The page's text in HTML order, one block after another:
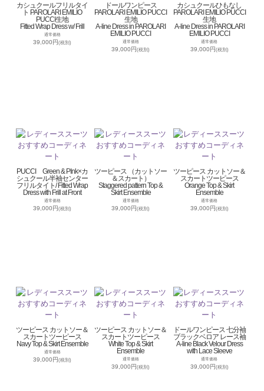
カシュクールフリルタイ
ト PAROLARI EMILIO
PUCCI生地
Fitted Wrap Dress w/ Frill
通常価格
39,000円(税別)
ドールワンピース
PAROLARI EMILIO PUCCI
生地
A-line Dress in PAROLARI
EMILIO PUCCI
通常価格
39,000円(税別)
カシュクールひもなし
PAROLARI EMILIO PUCCI
生地
A-line Dress in PAROLARI
EMILIO PUCCI
通常価格
39,000円(税別)
PUCCI Green & PInk×カ
シュクール半袖センター
フリルタイト/ Fitted Wrap
Dress with Frill at Front
通常価格
39,000円(税別)
ツーピース （カットソー
＆スカート）
Staggered pattern Top &
Skirt Ensemble
通常価格
39,000円(税別)
ツーピース カットソー＆
スカートツーピース
Orange Top & Skirt
Ensemble
通常価格
39,000円(税別)
ツーピース カットソー＆
スカートツーピース
Navy Top & Skirt Ensemble
通常価格
39,000円(税別)
ツーピース カットソー＆
スカートツーピース
White Top & Skirt
Ensemble
通常価格
39,000円(税別)
ドールワンピース 七分袖
ブラックベロア レース袖
A-line Black Velour Dress
with Lace Sleeve
通常価格
39,000円(税別)